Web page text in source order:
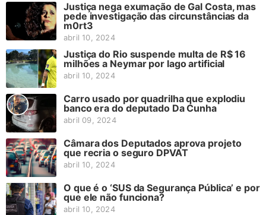
Justiça nega exumação de Gal Costa, mas
pede investigação das circunstâncias da
m0rt3
abril 10, 2024
Justiça do Rio suspende multa de R$ 16
milhões a Neymar por lago artificial
abril 10, 2024
Carro usado por quadrilha que explodiu
banco era do deputado Da Cunha
abril 09, 2024
Câmara dos Deputados aprova projeto
que recria o seguro DPVAT
abril 10, 2024
O que é o ‘SUS da Segurança Pública’ e por
que ele não funciona?
abril 10, 2024